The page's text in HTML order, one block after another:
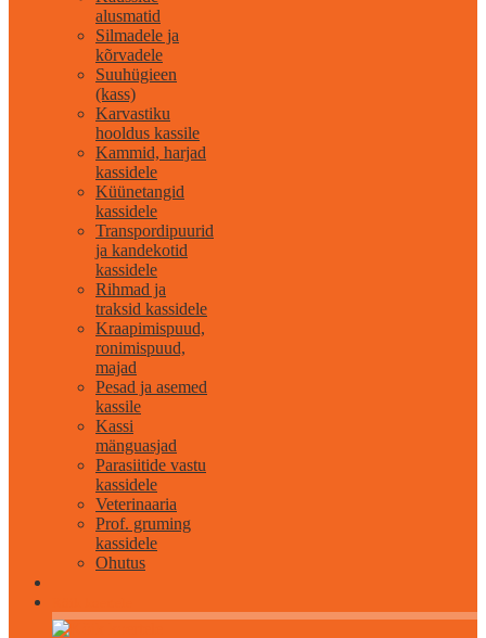
alusmatid
Silmadele ja
kõrvadele
Suuhügieen
(kass)
Karvastiku
hooldus kassile
Kammid, harjad
kassidele
Küünetangid
kassidele
Transpordipuurid
ja kandekotid
kassidele
Rihmad ja
traksid kassidele
Kraapimispuud,
ronimispuud,
majad
Pesad ja asemed
kassile
Kassi
mänguasjad
Parasiitide vastu
kassidele
Veterinaaria
Prof. gruming
kassidele
Ohutus